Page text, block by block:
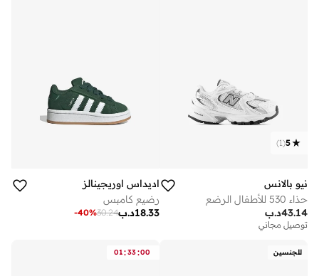
5
(
1
)
نيو بالانس
حذاء 530 للأطفال الرضع
د.ب43.14
توصيل مجاني
اديداس اوريجينالز
رضيع كامبس
د.ب18.33
30.24
-40%
للجنسين 01:33:00